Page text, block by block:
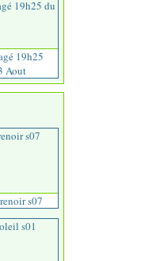
19h25
Aout
s07